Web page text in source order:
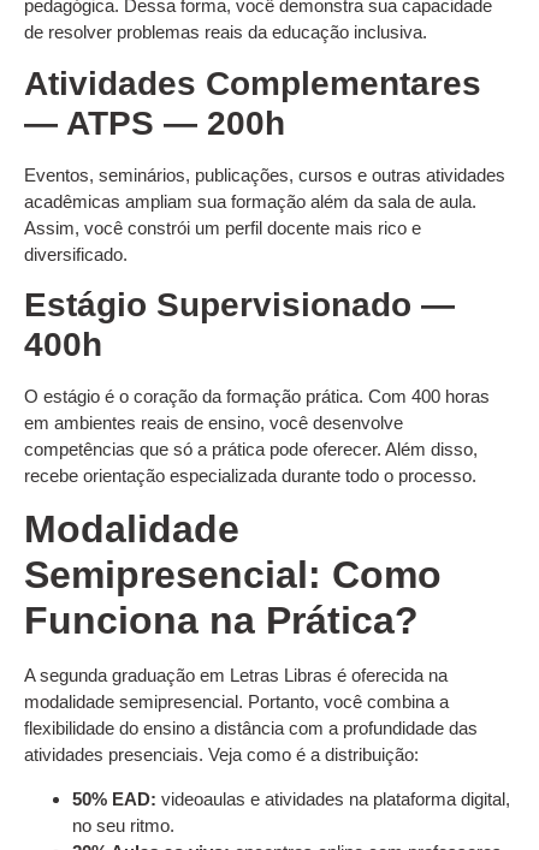
pedagógica. Dessa forma, você demonstra sua capacidade
de resolver problemas reais da educação inclusiva.
Atividades Complementares
— ATPS — 200h
Eventos, seminários, publicações, cursos e outras atividades
acadêmicas ampliam sua formação além da sala de aula.
Assim, você constrói um perfil docente mais rico e
diversificado.
Estágio Supervisionado —
400h
O estágio é o coração da formação prática. Com 400 horas
em ambientes reais de ensino, você desenvolve
competências que só a prática pode oferecer. Além disso,
recebe orientação especializada durante todo o processo.
Modalidade
Semipresencial: Como
Funciona na Prática?
A segunda graduação em Letras Libras é oferecida na
modalidade semipresencial. Portanto, você combina a
flexibilidade do ensino a distância com a profundidade das
atividades presenciais. Veja como é a distribuição:
50% EAD: videoaulas e atividades na plataforma digital,
no seu ritmo.